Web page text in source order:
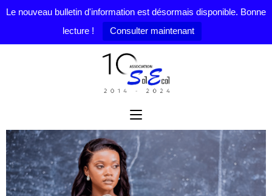
Le nouveau bulletin d'information est désormais disponible. Bonne
lecture !
Consulter maintenant